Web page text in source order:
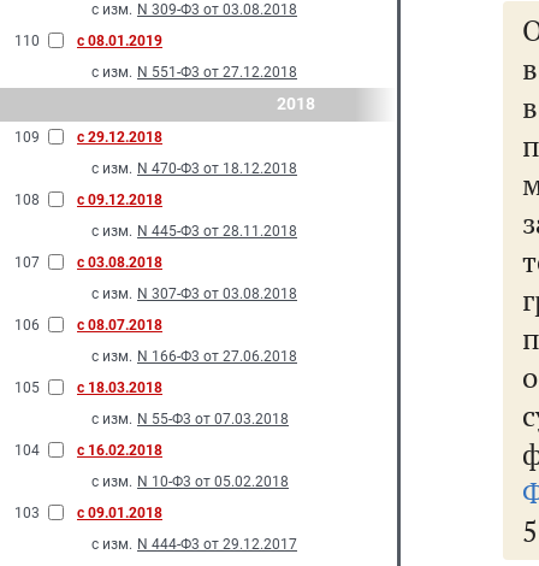
с изм. N 309-Ф3 от 03.08.2018
110
с 08.01.2019
с изм. N 551-Ф3 от 27.12.2018
2018
109
с 29.12.2018
с изм. N 470-Ф3 от 18.12.2018
108
с 09.12.2018
с изм. N 445-Ф3 от 28.11.2018
107
с 03.08.2018
с изм. N 307-Ф3 от 03.08.2018
106
с 08.07.2018
с изм. N 166-Ф3 от 27.06.2018
105
с 18.03.2018
с изм. N 55-Ф3 от 07.03.2018
104
с 16.02.2018
с изм. N 10-Ф3 от 05.02.2018
103
с 09.01.2018
с изм. N 444-Ф3 от 29.12.2017